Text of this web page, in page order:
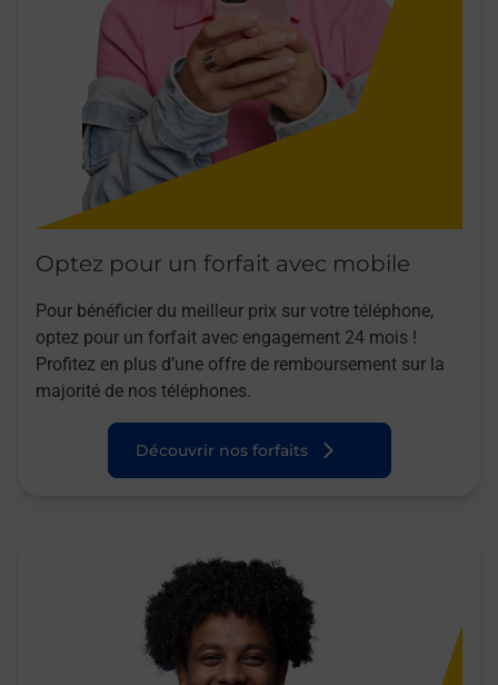
Optez pour un forfait avec mobile
Pour bénéficier du meilleur prix sur votre téléphone,
optez pour un forfait avec engagement 24 mois !
Profitez en plus d’une offre de remboursement sur la
majorité de nos téléphones.
Découvrir nos forfaits